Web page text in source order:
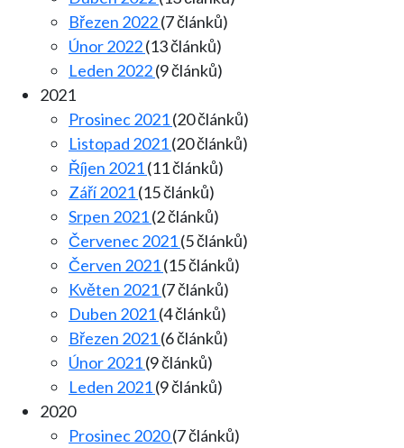
Březen 2022(7 článků)
Únor 2022(13 článků)
Leden 2022(9 článků)
2021
Prosinec 2021(20 článků)
Listopad 2021(20 článků)
Říjen 2021(11 článků)
Září 2021(15 článků)
Srpen 2021(2 článků)
Červenec 2021(5 článků)
Červen 2021(15 článků)
Květen 2021(7 článků)
Duben 2021(4 článků)
Březen 2021(6 článků)
Únor 2021(9 článků)
Leden 2021(9 článků)
2020
Prosinec 2020(7 článků)